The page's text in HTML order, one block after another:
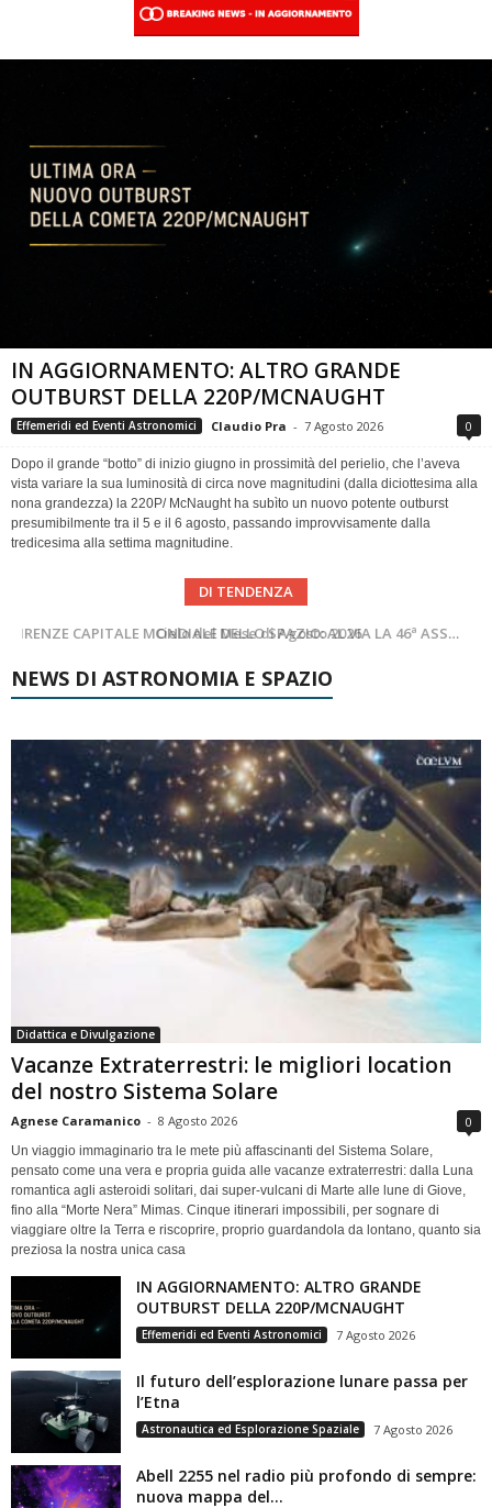
IN AGGIORNAMENTO: ALTRO GRANDE
OUTBURST DELLA 220P/MCNAUGHT
Effemeridi ed Eventi Astronomici Claudio Pra - 7 Agosto 2026 0
Dopo il grande “botto” di inizio giugno in prossimità del perielio, che l’aveva
vista variare la sua luminosità di circa nove magnitudini (dalla diciottesima alla
nona grandezza) la 220P/ McNaught ha subìto un nuovo potente outburst
presumibilmente tra il 5 e il 6 agosto, passando improvvisamente dalla
tredicesima alla settima magnitudine.
DI TENDENZA
Cielo del Mese di Agosto 2026
SUPERNOVAE aggiornamenti del mese – Agosto 2026
NEWS DI ASTRONOMIA E SPAZIO
Didattica e Divulgazione
Vacanze Extraterrestri: le migliori location
del nostro Sistema Solare
Agnese Caramanico - 8 Agosto 2026 0
Un viaggio immaginario tra le mete più affascinanti del Sistema Solare,
pensato come una vera e propria guida alle vacanze extraterrestri: dalla Luna
romantica agli asteroidi solitari, dai super-vulcani di Marte alle lune di Giove,
fino alla “Morte Nera” Mimas. Cinque itinerari impossibili, per sognare di
viaggiare oltre la Terra e riscoprire, proprio guardandola da lontano, quanto sia
preziosa la nostra unica casa
IN AGGIORNAMENTO: ALTRO GRANDE
OUTBURST DELLA 220P/MCNAUGHT
Effemeridi ed Eventi Astronomici 7 Agosto 2026
Il futuro dell’esplorazione lunare passa per
l’Etna
Astronautica ed Esplorazione Spaziale 7 Agosto 2026
Abell 2255 nel radio più profondo di sempre:
nuova mappa del...